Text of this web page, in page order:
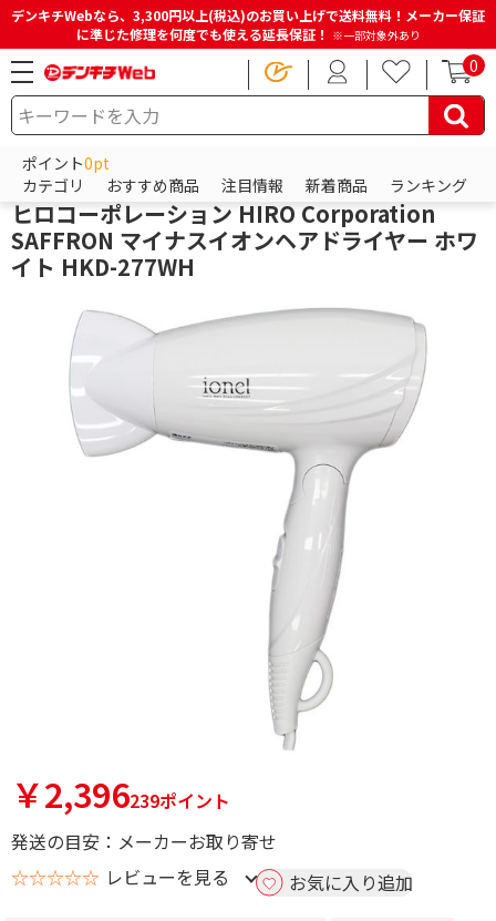
デンキチWebなら、3,300円以上(税込)のお買い上げで送料無料！メーカー保証
に準じた修理を何度でも使える延長保証！ ※一部対象外あり
0
ポイント0pt
カテゴリ
おすすめ商品 注目情報 新着商品 ランキング
HOME 商品一覧ページ ビューティー・健康家電
ヒロコーポレーション
ヒロコーポレーション HIRO Corporation
SAFFRON マイナスイオンヘアドライヤー ホワ
イト HKD-277WH
￥2,396239ポイント
発送の目安：メーカーお取り寄せ
☆☆☆☆☆ レビューを見る お気に入り追加